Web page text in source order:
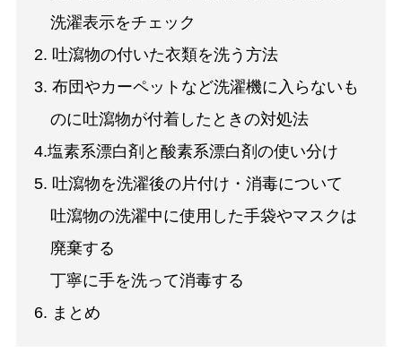
洗濯表示をチェック
2. 吐瀉物の付いた衣類を洗う方法
3. 布団やカーペットなど洗濯機に入らないも
のに吐瀉物が付着したときの対処法
4.塩素系漂白剤と酸素系漂白剤の使い分け
5. 吐瀉物を洗濯後の片付け・消毒について
吐瀉物の洗濯中に使用した手袋やマスクは
廃棄する
丁寧に手を洗って消毒する
6. まとめ